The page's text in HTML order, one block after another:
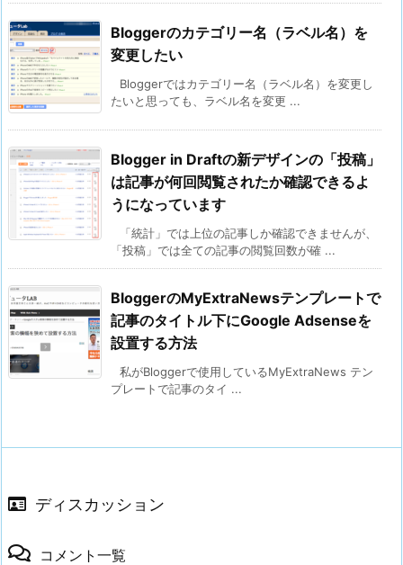
Bloggerのカテゴリー名（ラベル名）を
変更したい
Bloggerではカテゴリー名（ラベル名）を変更し
たいと思っても、ラベル名を変更 ...
Blogger in Draftの新デザインの「投稿」
は記事が何回閲覧されたか確認できるよ
うになっています
「統計」では上位の記事しか確認できませんが、
「投稿」では全ての記事の閲覧回数が確 ...
BloggerのMyExtraNewsテンプレートで
記事のタイトル下にGoogle Adsenseを
設置する方法
私がBloggerで使用しているMyExtraNews テン
プレートで記事のタイ ...
ディスカッション
コメント一覧